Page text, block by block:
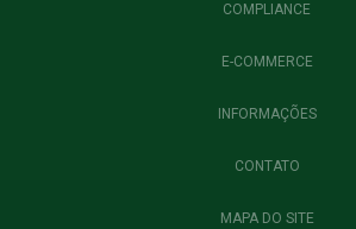
COMPLIANCE
E-COMMERCE
INFORMAÇÕES
CONTATO
MAPA DO SITE